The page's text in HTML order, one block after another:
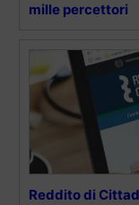
mille percettori
Reddito di